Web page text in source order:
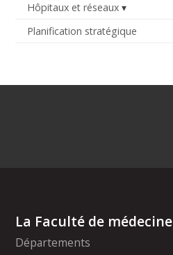
Hôpitaux et réseaux
Planification stratégique
La Faculté de médecine
Départements